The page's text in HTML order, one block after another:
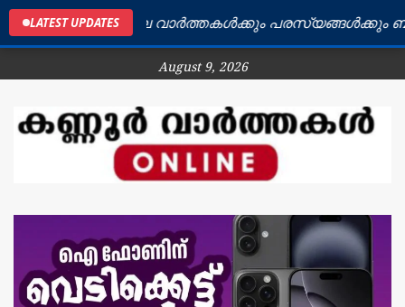
LATEST UPDATES
ജില്ലയിലെ വാർത്തകൾക്കും പരസ്യങ്ങൾക്കും
August 9, 2026